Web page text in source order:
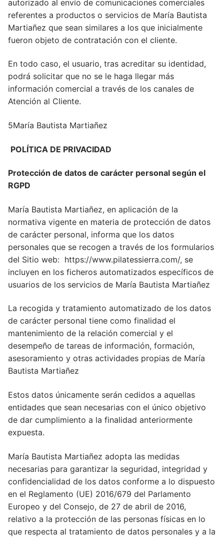
autorizado al envío de comunicaciones comerciales
referentes a productos o servicios de María Bautista
Martiañez que sean similares a los que inicialmente
fueron objeto de contratación con el cliente.
En todo caso, el usuario, tras acreditar su identidad,
podrá solicitar que no se le haga llegar más
información comercial a través de los canales de
Atención al Cliente.
5María Bautista Martiañez
POLÍTICA DE PRIVACIDAD
Protección de datos de carácter personal según el
RGPD
María Bautista Martiañez, en aplicación de la
normativa vigente en materia de protección de datos
de carácter personal, informa que los datos
personales que se recogen a través de los formularios
del Sitio web: https://www.pilatessierra.com/, se
incluyen en los ficheros automatizados específicos de
usuarios de los servicios de María Bautista Martiañez
La recogida y tratamiento automatizado de los datos
de carácter personal tiene como finalidad el
mantenimiento de la relación comercial y el
desempeño de tareas de información, formación,
asesoramiento y otras actividades propias de María
Bautista Martiañez
Estos datos únicamente serán cedidos a aquellas
entidades que sean necesarias con el único objetivo
de dar cumplimiento a la finalidad anteriormente
expuesta.
María Bautista Martiañez adopta las medidas
necesarias para garantizar la seguridad, integridad y
confidencialidad de los datos conforme a lo dispuesto
en el Reglamento (UE) 2016/679 del Parlamento
Europeo y del Consejo, de 27 de abril de 2016,
relativo a la protección de las personas físicas en lo
que respecta al tratamiento de datos personales y a la